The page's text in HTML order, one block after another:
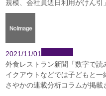
規模、会社員週日利用がけん引
2021/11/01
外食レストラン新聞「数字で
イクアウトなどでは子どもと
さやかの連載分析コラムが掲載